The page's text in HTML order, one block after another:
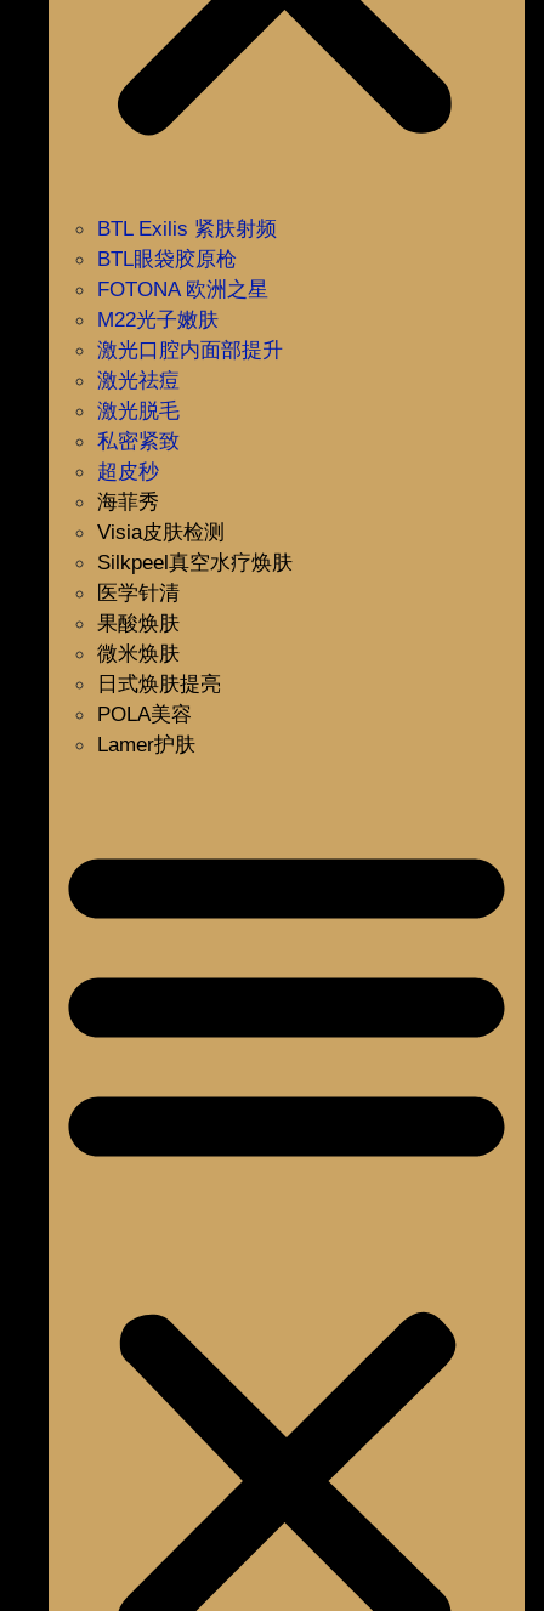
BTL Exilis 紧肤射频
BTL眼袋胶原枪
FOTONA 欧洲之星
M22光子嫩肤
激光口腔内面部提升
激光祛痘
激光脱毛
私密紧致
超皮秒
海菲秀
Visia皮肤检测
Silkpeel真空水疗焕肤
医学针清
果酸焕肤
微米焕肤
日式焕肤提亮
POLA美容
Lamer护肤